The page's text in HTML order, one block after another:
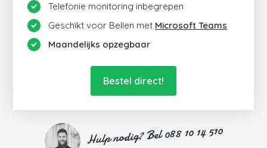
Hulp nodig? Bel 088 10 14 510
Telefonie monitoring inbegrepen
Geschikt voor Bellen met Microsoft Teams
Maandelijks opzegbaar
Bestel direct!